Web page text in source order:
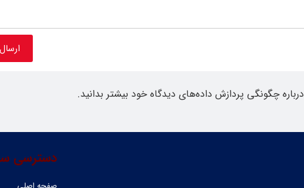
درباره چگونگی پردازش داده‌های دیدگاه خود بیشتر بدانید.
دسترسی